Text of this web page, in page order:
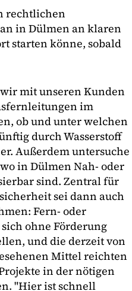
rechtlichen
in Dülmen an klaren
starten könne, sobald
mit unseren Kunden
im
ob und unter welchen
durch Wasserstoff
Außerdem untersuche
in Dülmen Nah- oder
sind. Zentral für
sei dann auch
Fern- oder
ohne Förderung
und die derzeit von
Mittel reichten
in der nötigen
"Hier ist schnell